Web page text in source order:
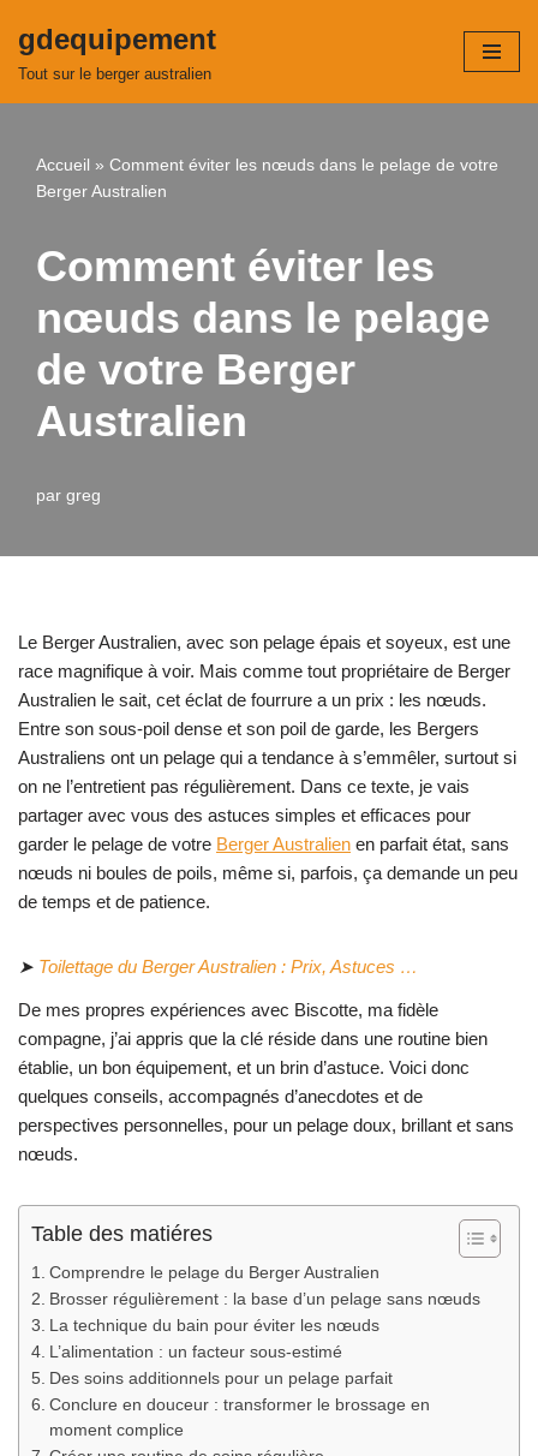
Aller
gdequipement
Tout sur le berger australien
Accueil » Comment éviter les nœuds dans le pelage de votre
Berger Australien
Comment éviter les
nœuds dans le pelage
de votre Berger
Australien
par greg
Le Berger Australien, avec son pelage épais et soyeux, est une
race magnifique à voir. Mais comme tout propriétaire de Berger
Australien le sait, cet éclat de fourrure a un prix : les nœuds.
Entre son sous-poil dense et son poil de garde, les Bergers
Australiens ont un pelage qui a tendance à s’emmêler, surtout si
on ne l’entretient pas régulièrement. Dans ce texte, je vais
partager avec vous des astuces simples et efficaces pour
garder le pelage de votre Berger Australien en parfait état, sans
nœuds ni boules de poils, même si, parfois, ça demande un peu
de temps et de patience.
➤ Toilettage du Berger Australien : Prix, Astuces …
De mes propres expériences avec Biscotte, ma fidèle
compagne, j’ai appris que la clé réside dans une routine bien
établie, un bon équipement, et un brin d’astuce. Voici donc
quelques conseils, accompagnés d’anecdotes et de
perspectives personnelles, pour un pelage doux, brillant et sans
nœuds.
Table des matiéres
Comprendre le pelage du Berger Australien
Brosser régulièrement : la base d’un pelage sans nœuds
La technique du bain pour éviter les nœuds
L’alimentation : un facteur sous-estimé
Des soins additionnels pour un pelage parfait
Conclure en douceur : transformer le brossage en
moment complice